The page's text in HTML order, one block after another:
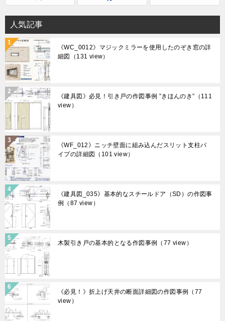
人気記事
《WC_0012》マジックミラーを使用したのぞき窓の詳
細図
（131 view）
《建具図》必見！引き戸の作図事例 ”きほんのき” （111
view）
《WF_012》ニッチ壁面に組み込んだスリット支柱パ
イプの詳細図 （101 view）
《建具図_035》基本的なスチールドア（SD）の作図事
例 （87 view）
木製引き戸の基本的となる作図事例 （77 view）
《必見！》折上げ天井の断面詳細図の作図事例 （77
view）